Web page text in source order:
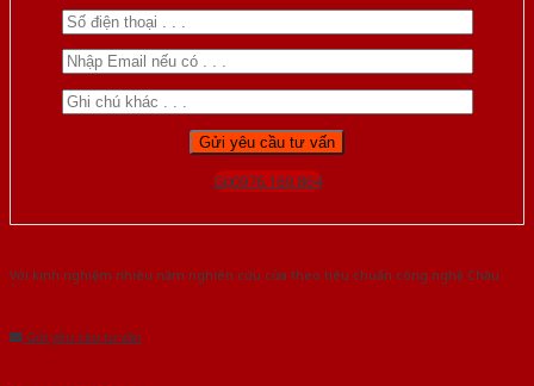
Gọi 0976.169.864
Với kinh nghiệm nhiêu năm nghiên cứu cửa theo tiêu chuẩn công nghệ Châu
Gửi yêu cầu tư vấn